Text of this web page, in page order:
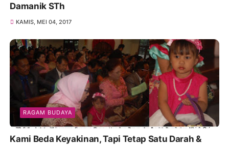
Damanik STh
KAMIS, MEI 04, 2017
RAGAM BUDAYA
Kami Beda Keyakinan, Tapi Tetap Satu Darah &